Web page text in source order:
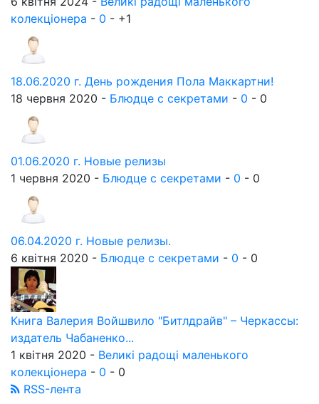
колекціонера - 0 - +1
18.06.2020 г. День рождения Пола Маккартни!
18 червня 2020 - Блюдце с секретами - 0 - 0
01.06.2020 г. Новые релизы
1 червня 2020 - Блюдце с секретами - 0 - 0
06.04.2020 г. Новые релизы.
6 квітня 2020 - Блюдце с секретами - 0 - 0
Книга Валерия Войшвило "Битлдрайв" – Черкассы:
издатель Чабаненко...
1 квітня 2020 - Великі радощі маленького
колекціонера - 0 - 0
RSS-лента